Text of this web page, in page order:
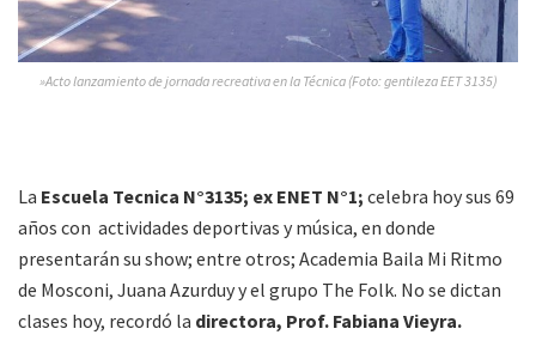
»Acto lanzamiento de jornada recreativa en la Técnica (Foto: gentileza EET 3135)
La Escuela Tecnica N°3135; ex ENET N°1; celebra hoy sus 69
años con actividades deportivas y música, en donde
presentarán su show; entre otros; Academia Baila Mi Ritmo
de Mosconi, Juana Azurduy y el grupo The Folk. No se dictan
clases hoy, recordó la directora, Prof. Fabiana Vieyra.